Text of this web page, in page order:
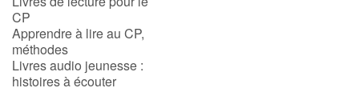
Blog
Actualités
CP
Apprendre à lire au CP,
méthodes
Livres audio jeunesse :
histoires à écouter